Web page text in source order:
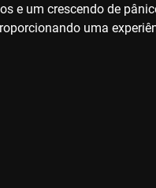
e um crescendo de
uma